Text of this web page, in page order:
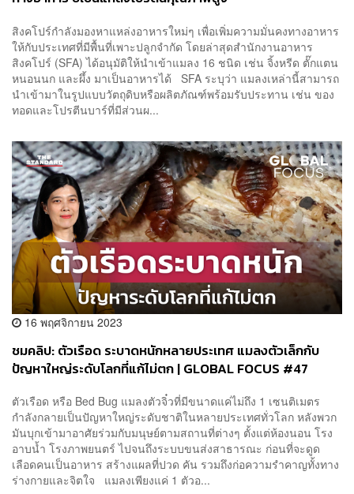
สิงคโปร์กำลังมองหาแหล่งอาหารใหม่ๆ เพื่อเพิ่มความมั่นคงทางอาหาร
ให้กับประเทศที่มีพื้นที่เพาะปลูกจำกัด โดยล่าสุดสำนักงานอาหาร
สิงคโปร์ (SFA) ได้อนุมัติให้นำเข้าแมลง 16 ชนิด เช่น จิ้งหรีด ตั๊กแตน
หนอนนก และผึ้ง มาเป็นอาหารได้ SFA ระบุว่า แมลงเหล่านี้สามารถ
นำเข้ามาในรูปแบบวัตถุดิบหรือผลิตภัณฑ์พร้อมรับประทาน เช่น ของ
ทอดและโปรตีนบาร์ที่มีส่วนผ...
16 พฤศจิกายน 2023
ชมคลิป: ตัวเรือด ระบาดหนักหลายประเทศ แมลงตัวเล็กกับ
ปัญหาใหญ่ระดับโลกที่แก้ไม่ตก | GLOBAL FOCUS #47
ตัวเรือด หรือ Bed Bug แมลงตัวจิ๋วที่มีขนาดแค่ไม่ถึง 1 เซนติเมตร
กำลังกลายเป็นปัญหาใหญ่ระดับชาติในหลายประเทศทั่วโลก หลังพวก
มันบุกเข้ามาอาศัยร่วมกับมนุษย์ตามสถานที่ต่างๆ ตั้งแต่ห้องนอน โรง
อาบน้ำ โรงภาพยนตร์ ไปจนถึงระบบขนส่งสาธารณะ ก่อนที่จะดูด
เลือดคนเป็นอาหาร สร้างแผลที่ปวด คัน รวมถึงก่อความรำคาญทั้งทาง
ร่างกายและจิตใจ แมลงเพียงแค่ 1 ตัวอ...